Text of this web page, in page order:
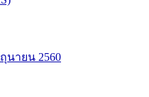
นายน 2560